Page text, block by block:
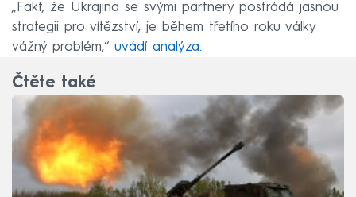
„Fakt, že Ukrajina se svými partnery postrádá jasnou
strategii pro vítězství, je během třetího roku války
vážný problém,“ uvádí analýza.
Čtěte také